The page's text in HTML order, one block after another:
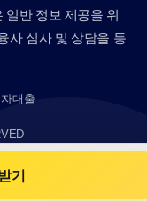
일반 정보 제공을 위
사 심사 및 상담을 통
대출
생대출
기